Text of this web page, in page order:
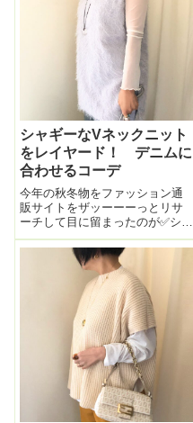
シャギーなVネックニット
をレイヤード！ デニムに
合わせるコーデ
今年の秋冬物をファッション通
販サイトをザッーーーっとリサ
ーチして目に留まったのが✅シャ
ギーな質感のVネックベストニッ
トボンジュールサガンでも丈の
長いものを発見したのでこれを
軸にコーデを組み立ててみた。
丈が長いのでお尻が隠れるので
デニムと合わ...